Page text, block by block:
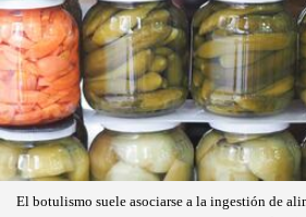
El botulismo suele asociarse a la ingestión de